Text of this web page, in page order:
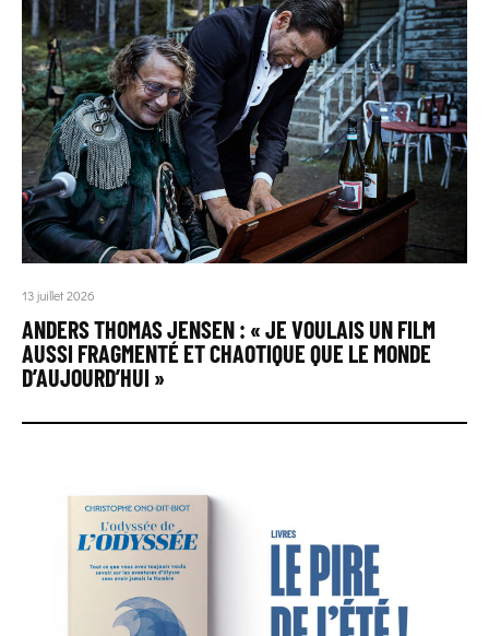
13 juillet 2026
ANDERS THOMAS JENSEN : « JE VOULAIS UN FILM
AUSSI FRAGMENTÉ ET CHAOTIQUE QUE LE MONDE
D’AUJOURD’HUI »